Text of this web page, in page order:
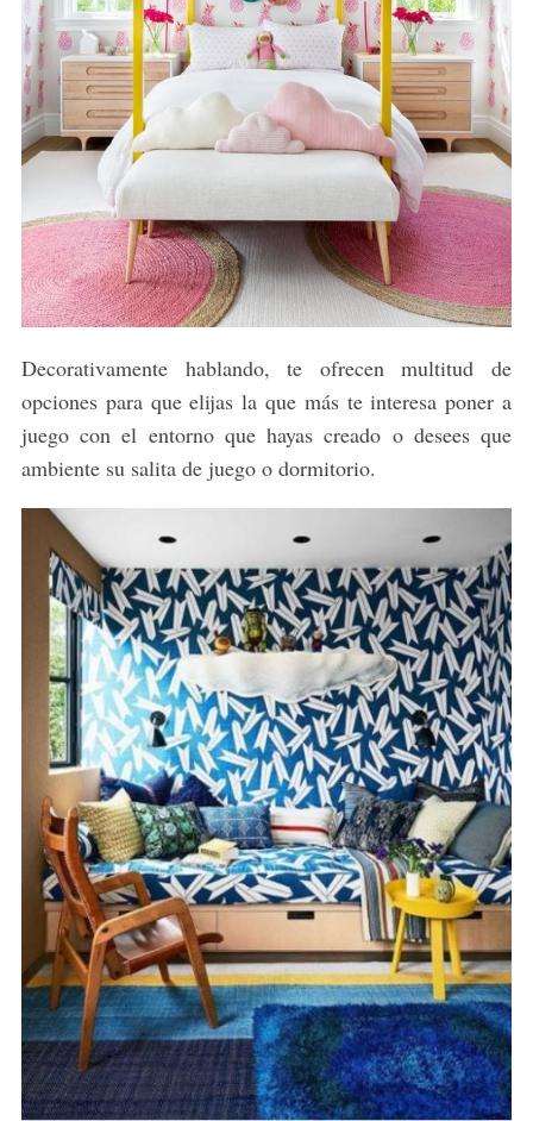
Decorativamente hablando, te ofrecen multitud de
opciones para que elijas la que más te interesa poner a
juego con el entorno que hayas creado o desees que
ambiente su salita de juego o dormitorio.